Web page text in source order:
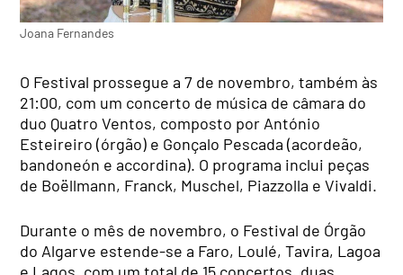
Joana Fernandes
O Festival prossegue a 7 de novembro, também às
21:00, com um concerto de música de câmara do
duo Quatro Ventos, composto por António
Esteireiro (órgão) e Gonçalo Pescada (acordeão,
bandoneón e accordina). O programa inclui peças
de Boëllmann, Franck, Muschel, Piazzolla e Vivaldi.
Durante o mês de novembro, o Festival de Órgão
do Algarve estende-se a Faro, Loulé, Tavira, Lagoa